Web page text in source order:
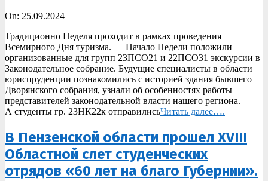
2024-
25
On: 25.09.2024
Традиционно Неделя проходит в рамках проведения
Всемирного Дня туризма. Начало Недели положили
организованные для групп 23ПСО21 и 22ПСО31 экскурсии в
Законодательное собрание. Будущие специалисты в области
юриспруденции познакомились с историей здания бывшего
Дворянского собрания, узнали об особенностях работы
представителей законодательной власти нашего региона.
А студенты гр. 23НК22к отправилисьЧитать далее….
В Пензенской области прошел XVIII
Областной слет студенческих
отрядов «60 лет на благо Губернии».